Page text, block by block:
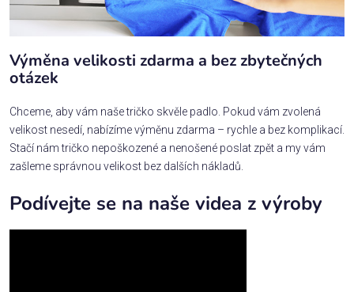
Výměna velikosti zdarma a bez zbytečných
otázek
Chceme, aby vám naše tričko skvěle padlo. Pokud vám zvolená
velikost nesedí, nabízíme výměnu zdarma – rychle a bez komplikací.
Stačí nám tričko nepoškozené a nenošené poslat zpět a my vám
zašleme správnou velikost bez dalších nákladů.
Podívejte se na naše videa z výroby